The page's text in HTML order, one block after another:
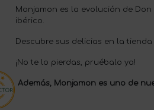
Monjamon es la evolución de
ibérico.
Descubre sus delicias en la
¡No te lo pierdas, pruébalo ya!
Además, Monjamon es uno de